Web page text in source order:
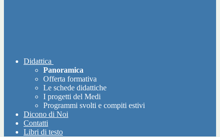
Didattica
Panoramica
Offerta formativa
Le schede didattiche
I progetti del Medi
Programmi svolti e compiti estivi
Dicono di Noi
Contatti
Libri di testo